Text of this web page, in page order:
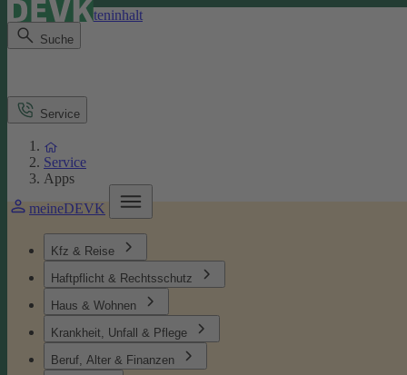
Direkt zum Seiteninhalt
Suche
meineDEVK
Kfz & Reise
Haftpflicht & Rechtsschutz
Haus & Wohnen
Krankheit, Unfall & Pflege
Beruf, Alter & Finanzen
Service
Service
Apps